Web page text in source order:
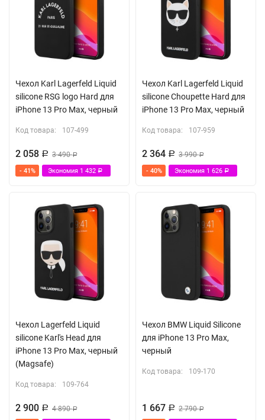
Чехол Karl Lagerfeld Liquid
silicone RSG logo Hard для
iPhone 13 Pro Max, черный
Код товара: 107-499
2 058 Р 3 490Р
- 41% Экономия 1 432 Р
Чехол Karl Lagerfeld Liquid
silicone Choupette Hard для
iPhone 13 Pro Max, черный
Код товара: 107-959
2 364 Р 3 990Р
- 40% Экономия 1 626 Р
Чехол Lagerfeld Liquid
silicone Karl's Head для
iPhone 13 Pro Max, черный
(Magsafe)
Код товара: 109-764
2 900 Р 4 890Р
Чехол BMW Liquid Silicone
для iPhone 13 Pro Max,
черный
Код товара: 109-170
1 667 Р 2 790Р